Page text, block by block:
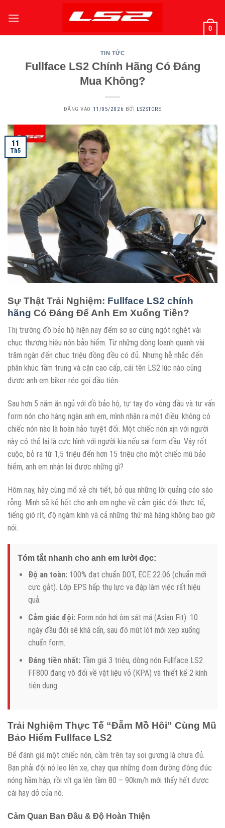
qua
0
TIN TỨC
Fullface LS2 Chính Hãng Có Đáng
Mua Không?
ĐĂNG VÀO 11/05/2026 BỞI LS2STORE
11
Th5
Sự Thật Trải Nghiệm: Fullface LS2 chính
hãng Có Đáng Để Anh Em Xuống Tiền?
Thị trường đồ bảo hộ hiện nay đếm sơ sơ cũng ngót nghét vài
chục thương hiệu nón bảo hiểm. Từ những dòng loanh quanh vài
trăm ngàn đến chục triệu đồng đều có đủ. Nhưng hễ nhắc đến
phân khúc tầm trung và cận cao cấp, cái tên LS2 lúc nào cũng
được anh em biker réo gọi đầu tiên.
Sau hơn 5 năm ăn ngủ với đồ bảo hộ, tự tay đo vòng đầu và tư vấn
form nón cho hàng ngàn anh em, mình nhận ra một điều: không có
chiếc nón nào là hoàn hảo tuyệt đối. Một chiếc nón xịn với người
này có thể lại là cực hình với người kia nếu sai form đầu. Vậy rốt
cuộc, bỏ ra từ 1,5 triệu đến hơn 15 triệu cho một chiếc mũ bảo
hiểm, anh em nhận lại được những gì?
Hôm nay, hãy cùng mổ xẻ chi tiết, bỏ qua những lời quảng cáo sáo
rỗng. Mình sẽ kể hết cho anh em nghe về cảm giác đội thực tế,
tiếng gió rít, độ ngàm kính và cả những thứ mà hãng không bao giờ
nói.
Tóm tắt nhanh cho anh em lười đọc:
Độ an toàn:100% đạt chuẩn DOT, ECE 22.06 (chuẩn mới
cực gắt). Lớp EPS hấp thụ lực va đập làm việc rất hiệu
quả.
Cảm giác đội:Form nón hơi ôm sát má (Asian Fit). 10
ngày đầu đội sẽ khá cấn, sau đó mút lót mới xẹp xuống
chuẩn form.
Đáng tiền nhất:Tầm giá 3 triệu, dòng nón Fullface LS2
FF800 đang vô đối về vật liệu vỏ (KPA) và thiết kế 2 kính
tiện dụng.
Trải Nghiệm Thực Tế “Đẫm Mồ Hôi” Cùng Mũ
Bảo Hiểm Fullface LS2
Để đánh giá một chiếc nón, cầm trên tay soi gương là chưa đủ.
Bạn phải đội nó leo lên xe, chạy qua những đoạn đường đông đúc
nóng hầm hập, rồi vít ga lên tầm 80 – 90km/h mới thấy hết được
cái hay dở của nó.
Cảm Quan Ban Đầu & Độ Hoàn Thiện